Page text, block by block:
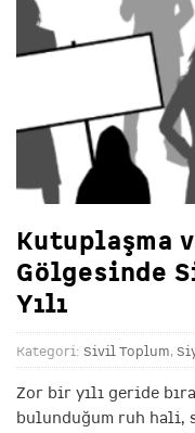
Kutuplaşma
Gölgesinde
Yılı
Kategori: Sivil Toplum,
Zor bir yılı geride
bulunduğum ruh hali,